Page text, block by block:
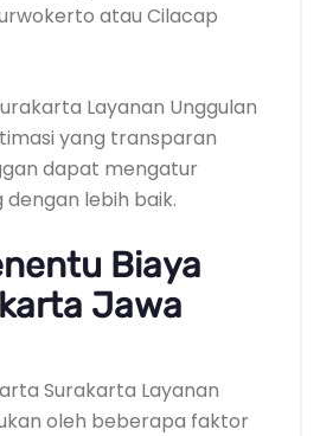
atau Cilacap
Layanan Unggulan
yang transparan
dapat mengatur
lebih baik.
Biaya
Jawa
Surakarta Layanan
oleh beberapa faktor